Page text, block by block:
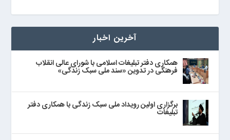
آخرین اخبار
همکاری دفتر تبلیغات اسلامی با شورای عالی انقلاب
فرهنگی در تدوین «سند ملی سبک زندگی»
برگزاری اولین رویداد ملی سبک زندگی با همکاری دفتر
تبلیغات